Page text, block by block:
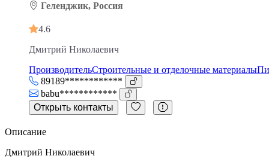
Геленджик, Россия
4.6
Дмитрий Николаевич
ПроизводительСтроительные и отделочные материалы
89189************
babu************
Открыть контакты
Описание
Дмитрий Николаевич